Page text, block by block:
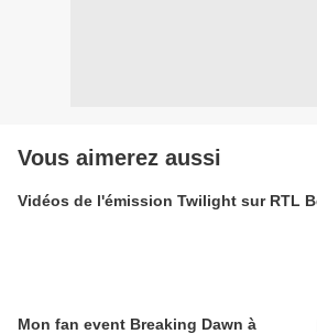
Vous aimerez aussi
Vidéos de l'émission Twilight sur RTL
Mon fan event Breaking Dawn à